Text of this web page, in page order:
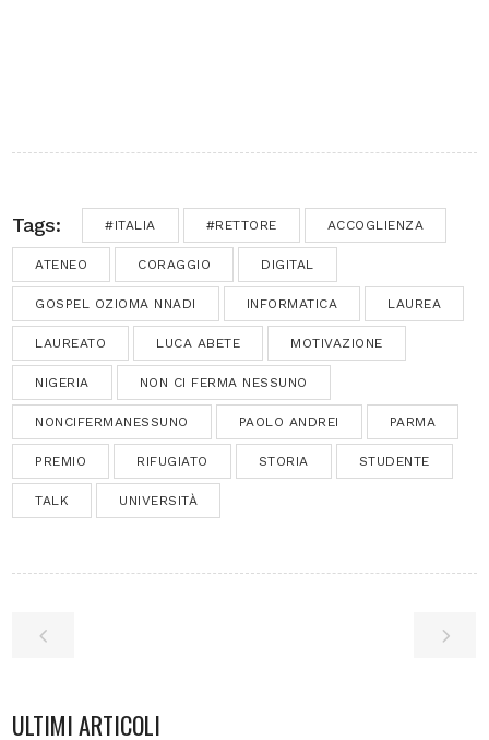
Tags: #ITALIA #RETTORE ACCOGLIENZA
ATENEO CORAGGIO DIGITAL
GOSPEL OZIOMA NNADI INFORMATICA LAUREA
LAUREATO LUCA ABETE MOTIVAZIONE
NIGERIA NON CI FERMA NESSUNO
NONCIFERMANESSUNO PAOLO ANDREI PARMA
PREMIO RIFUGIATO STORIA STUDENTE
TALK UNIVERSITÀ
ULTIMI ARTICOLI